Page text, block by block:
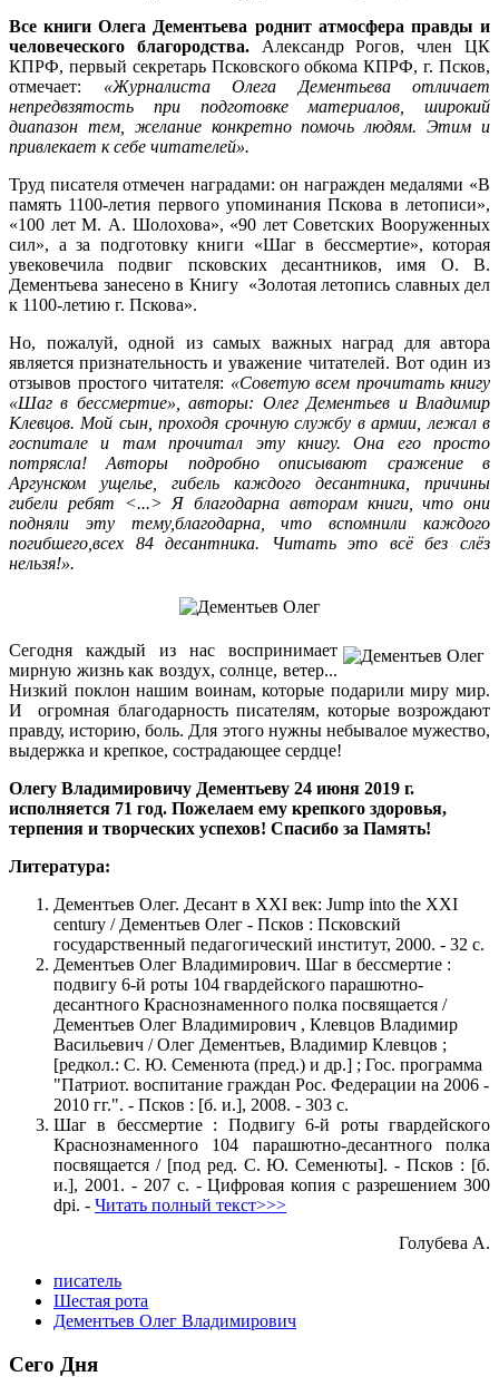
Все книги Олега Дементьева роднит атмосфера правды и
человеческого благородства.Александр Рогов, член ЦК
КПРФ, первый секретарь Псковского обкома КПРФ, г. Псков,
отмечает: «Журналиста Олега Дементьева отличает
непредвзятость при подготовке материалов, широкий
диапазон тем, желание конкретно помочь людям. Этим и
привлекает к себе читателей».
Труд писателя отмечен наградами: он награжден медалями «В
память 1100-летия первого упоминания Пскова в летописи»,
«100 лет М. А. Шолохова», «90 лет Советских Вооруженных
сил», а за подготовку книги «Шаг в бессмертие», которая
увековечила подвиг псковских десантников, имя О. В.
Дементьева занесено в Книгу «Золотая летопись славных дел
к 1100-летию г. Пскова».
Но, пожалуй, одной из самых важных наград для автора
является признательность и уважение читателей. Вот один из
отзывов простого читателя: «Советую всем прочитать книгу
«Шаг в бессмертие», авторы: Олег Дементьев и Владимир
Клевцов. Мой сын, проходя срочную службу в армии, лежал в
госпитале и там прочитал эту книгу. Она его просто
потрясла! Авторы подробно описывают сражение в
Аргунском ущелье, гибель каждого десантника, причины
гибели ребят <...> Я благодарна авторам книги, что они
подняли эту тему,благодарна, что вспомнили каждого
погибшего,всех 84 десантника. Читать это всё без слёз
нельзя!».
Сегодня каждый из нас воспринимает
мирную жизнь как воздух, солнце, ветер...
Низкий поклон нашим воинам, которые подарили миру мир.
И огромная благодарность писателям, которые возрождают
правду, историю, боль. Для этого нужны небывалое мужество,
выдержка и крепкое, сострадающее сердце!
Олегу Владимировичу Дементьеву 24 июня 2019 г.
исполняется 71 год. Пожелаем ему крепкого здоровья,
терпения и творческих успехов! Спасибо за Память!
Литература:
Дементьев Олег. Десант в XXI век: Jump into the XXI
century / Дементьев Олег - Псков : Псковский
государственный педагогический институт, 2000. - 32 с.
Дементьев Олег Владимирович. Шаг в бессмертие :
подвигу 6-й роты 104 гвардейского парашютно-
десантного Краснознаменного полка посвящается /
Дементьев Олег Владимирович , Клевцов Владимир
Васильевич / Олег Дементьев, Владимир Клевцов ;
[редкол.: С. Ю. Семенюта (пред.) и др.] ; Гос. программа
"Патриот. воспитание граждан Рос. Федерации на 2006 -
2010 гг.". - Псков : [б. и.], 2008. - 303 с.
Шаг в бессмертие : Подвигу 6-й роты гвардейского
Краснознаменного 104 парашютно-десантного полка
посвящается / [под ред. С. Ю. Семенюты]. - Псков : [б.
и.], 2001. - 207 c. - Цифровая копия с разрешением 300
dpi. - Читать полный текст>>>
Голубева А.
писатель
Шестая рота
Дементьев Олег Владимирович
Сего Дня